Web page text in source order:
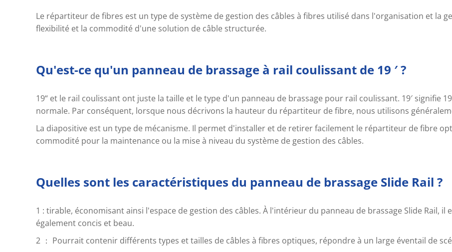
Le répartiteur de fibres est un type de système de gestion des câbles à fibres utilisé dans l'organisation et la
flexibilité et la commodité d'une solution de câble structurée.
Qu'est-ce qu'un panneau de brassage à rail coulissant de 19 ′ ?
19“ et le rail coulissant ont juste la taille et le type d'un panneau de brassage pour rail coulissant. 19′ signifie
normale. Par conséquent, lorsque nous décrivons la hauteur du répartiteur de fibre, nous utilisons
La diapositive est un type de mécanisme. Il permet d'installer et de retirer facilement le répartiteur de fibre
commodité pour la maintenance ou la mise à niveau du système de gestion des câbles.
Quelles sont les caractéristiques du panneau de brassage Slide Rail ?
1 : tirable, économisant ainsi l'espace de gestion des câbles. À l'intérieur du panneau de brassage Slide Rail,
également concis et beau.
2 ： Pourrait contenir différents types et tailles de câbles à fibres optiques, répondre à un large éventail de